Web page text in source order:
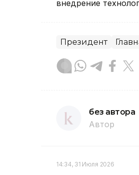
внедрение
Президент
без автора
Автор
14:34, 31 Июля 2026